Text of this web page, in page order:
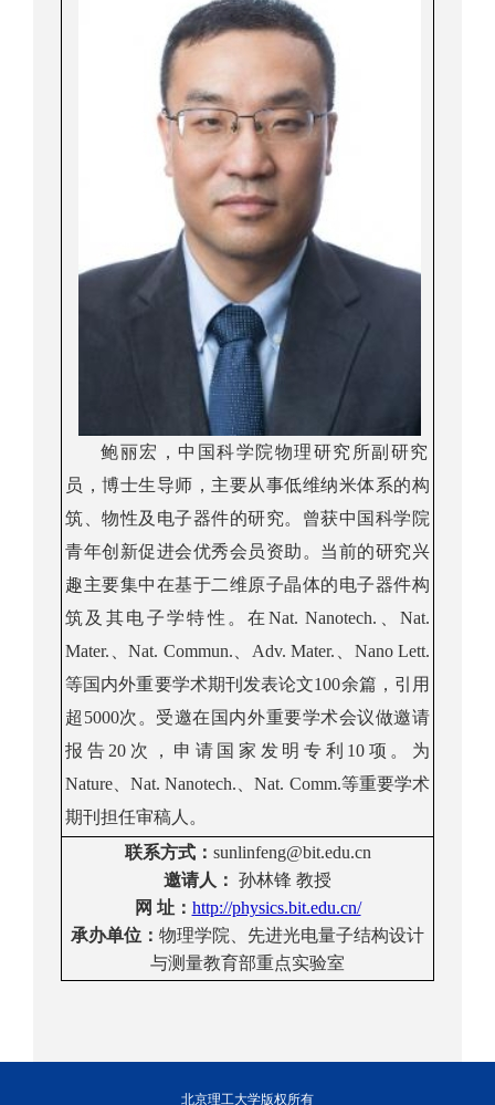
鲍丽宏，中国科学院物理研究所副研究
员，博士生导师，主要从事低维纳米体系的构
筑、物性及电子器件的研究。曾获中国科学院
青年创新促进会优秀会员资助。当前的研究兴
趣主要集中在基于二维原子晶体的电子器件构
筑及其电子学特性。在 Nat. Nanotech. 、Nat.
Mater. 、Nat. Commun. Adv. Mater.
Nano Lett.
等国内外重要学术期刊发表论文100余篇，引用
超 5000次。受邀在国内外重要学术会议做邀请
报告 20 次，申请国家发明专利 10 项。为
Nature 、Nat. Nanotech. 、Nat. Comm.等重要学术
期刊担任审稿人。
联系方式： sunlinfeng@bit.edu.cn
邀请人： 孙林锋 教授
网 址： http://physics.bit.edu.cn/
承办单位： 物理学院
先进光电量子结构设计
与测量教育部重点实验室
北京理工大学版权所有